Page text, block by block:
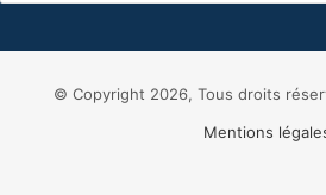
© Copyright 2026, Tous droits
Mentions